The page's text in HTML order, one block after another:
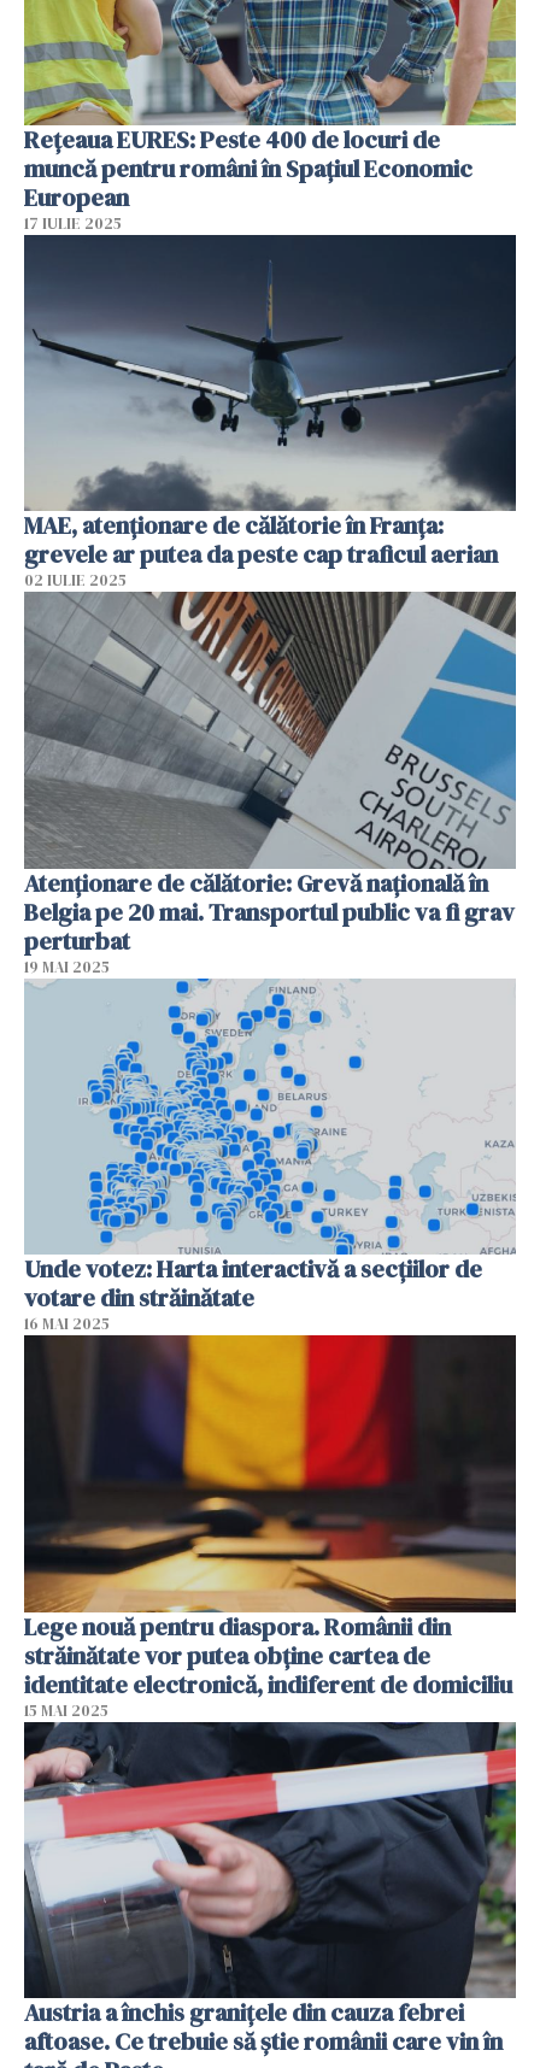
Rețeaua EURES: Peste 400 de locuri de
muncă pentru români în Spațiul Economic
European
17 IULIE 2025
MAE, atenţionare de călătorie în Franţa:
grevele ar putea da peste cap traficul aerian
02 IULIE 2025
Atenționare de călătorie: Grevă națională în
Belgia pe 20 mai. Transportul public va fi grav
perturbat
19 MAI 2025
Unde votez: Harta interactivă a secțiilor de
votare din străinătate
16 MAI 2025
Lege nouă pentru diaspora. Românii din
străinătate vor putea obține cartea de
identitate electronică, indiferent de domiciliu
15 MAI 2025
Austria a închis granițele din cauza febrei
aftoase. Ce trebuie să știe românii care vin în